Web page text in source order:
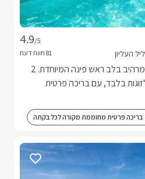
4.9/5
מתחם נופש בעיצוב אדריכלי מרהיב בלב ראש פינה המיוחדת. 2
בלבד, עם בריכה פרטית
בריכה פרטית מחוממת מקורה לכל בקתה